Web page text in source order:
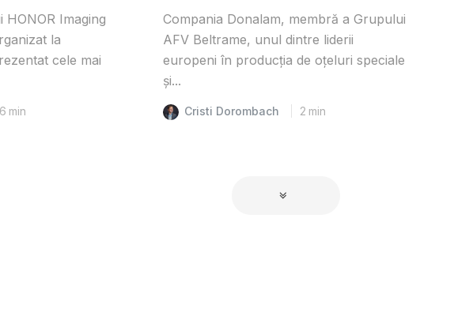
Imaging
la
cele mai
6 min
Compania Donalam, membră a Grupului
AFV Beltrame, unul dintre liderii
europeni în producția de oțeluri speciale
și...
Cristi Dorombach 2 min